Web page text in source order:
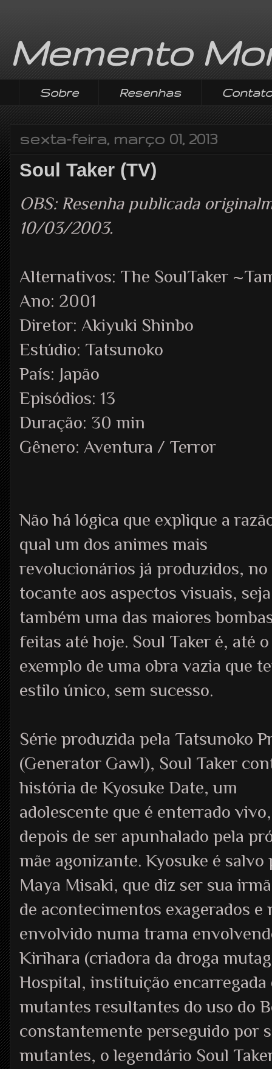
Memento
Sobre Resenhas Contato
sexta-feira, março 01, 2013
Soul Taker (TV)
OBS: Resenha publicada
10/03/2003.
Alternativos: The SoulTaker
Ano: 2001
Diretor: Akiyuki Shinbo
Estúdio: Tatsunoko
País: Japão
Episódios: 13
Duração: 30 min
Gênero: Aventura / Terror
Não há lógica que explique a
qual um dos animes mais
revolucionários já produzidos, no
tocante aos aspectos visuais, seja
também uma das maiores
feitas até hoje. Soul Taker é, até
exemplo de uma obra vazia que
estilo único, sem sucesso.
Série produzida pela Tatsunoko
(Generator Gawl), Soul Taker
história de Kyosuke Date, um
adolescente que é enterrado vivo,
depois de ser apunhalado pela
mãe agonizante. Kyosuke é
Maya Misaki, que diz ser sua
de acontecimentos exagerados e
envolvido numa trama
Kirihara (criadora da droga
Hospital, instituição encarregada
mutantes resultantes do uso do
constantemente perseguido por
mutantes, o legendário Soul